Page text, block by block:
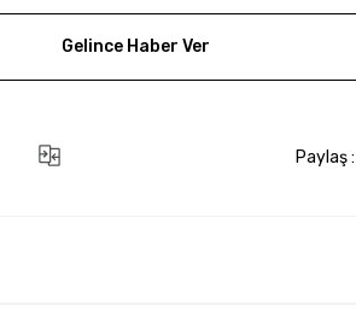
Gelince Haber Ver
Paylaş :